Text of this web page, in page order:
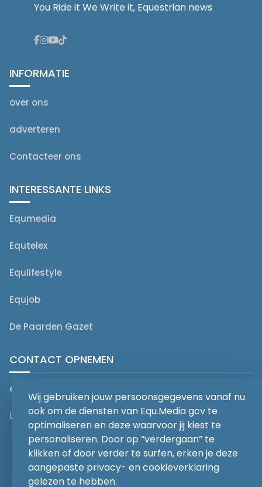
You Ride it We Write it, Equestrian news
INFORMATIE
over ons
adverteren
Contacteer ons
INTERESSANTE LINKS
Equmedia
Equtelex
Equlifestyle
Equjob
De Paarden Gazet
CONTACT OPNEMEN
editorial@equmedia.be
Langendamdreef 22 9880 Aalter België
Wij gebruiken jouw persoonsgegevens vanaf nu
ook om de diensten van Equ.Media gcv te
optimaliseren en deze waarvoor jij kiest te
personaliseren. Door op “verdergaan” te
klikken of door verder te surfen, erken je deze
aangepaste privacy- en cookieverklaring
gelezen te hebben.